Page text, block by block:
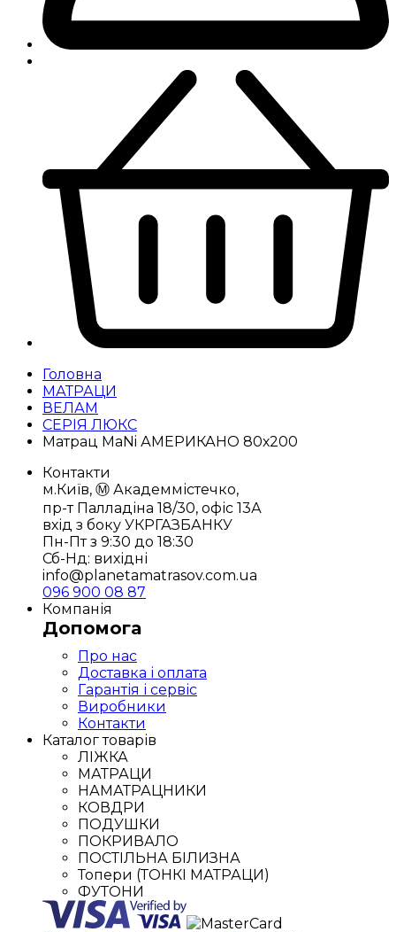
Головна
МАТРАЦИ
ВЕЛАМ
СЕРІЯ ЛЮКС
Матрац MaNi АМЕРИКАНО 80х200
Контакти
м.Київ, Ⓜ️ Академмістечко,
пр-т Палладіна 18/30, офіс 13А
вхід з боку УКРГАЗБАНКУ
Пн-Пт з 9:30 до 18:30
Сб-Нд: вихідні
info@planetamatrasov.com.ua
096 900 08 87
Компанія
Допомога
Про нас
Доставка і оплата
Гарантія і сервіс
Виробники
Контакти
Каталог товарів
ЛІЖКА
МАТРАЦИ
НАМАТРАЦНИКИ
КОВДРИ
ПОДУШКИ
ПОКРИВАЛО
ПОСТІЛЬНА БІЛИЗНА
Топери (ТОНКІ МАТРАЦИ)
ФУТОНИ